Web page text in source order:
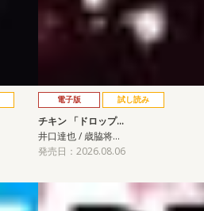
電子版 試し読み
チキン 「ドロップ…
井口達也 / 歳脇将…
発売日：2026.08.06